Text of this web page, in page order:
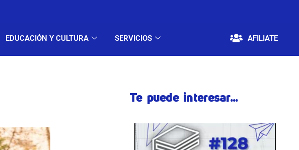
EDUCACIÓN Y CULTURA SERVICIOS AFILIATE
AREAS DE TRABAJO EDUCACIÓN Y CULTURA SERVICIOS
Te puede interesar...